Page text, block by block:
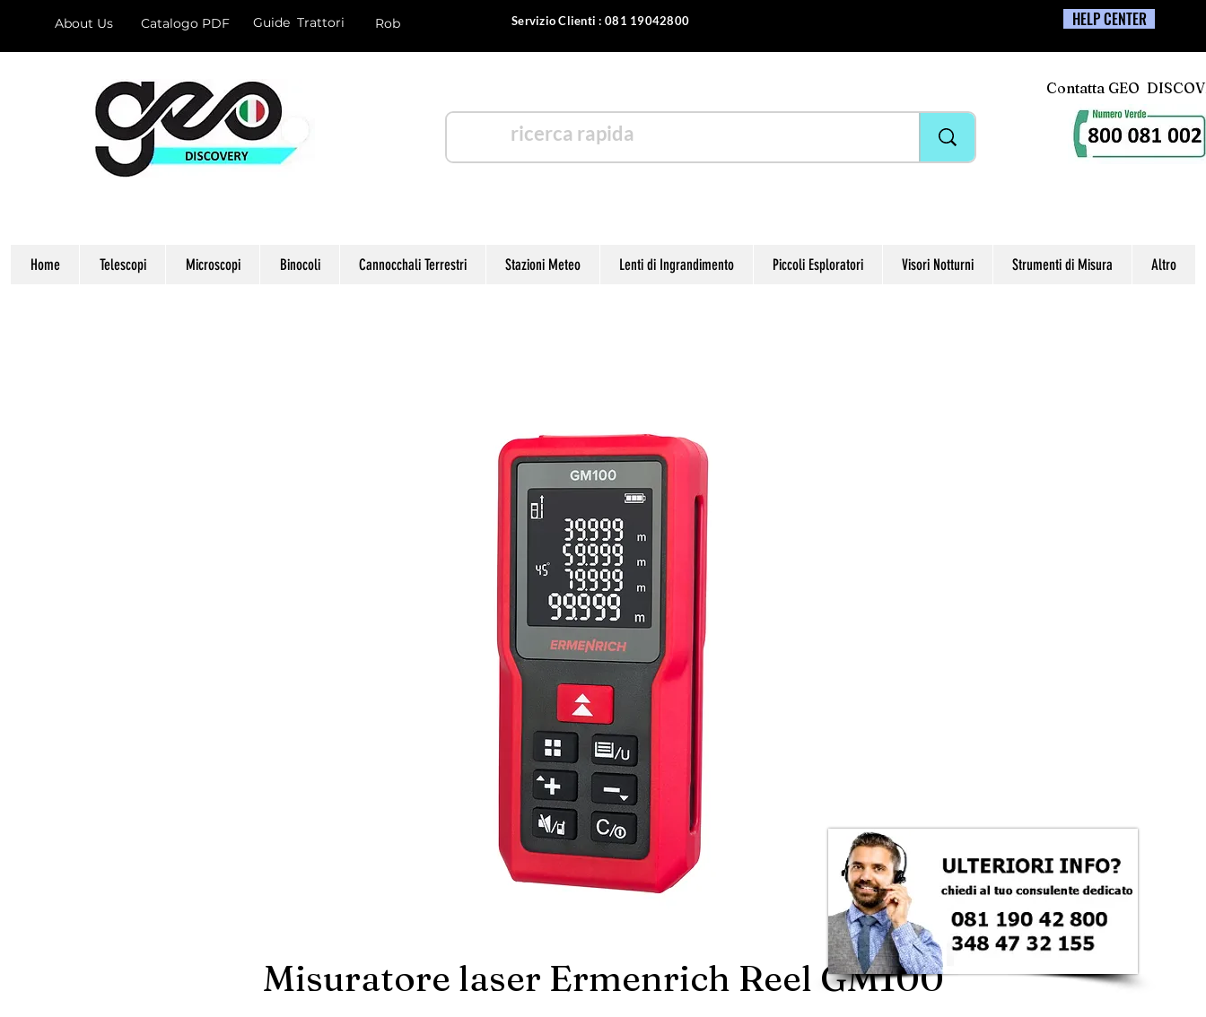
About Us Catalogo PDF Robotica
Guide Trattori Servizio Clienti : 081 19042800 HELP CENTER
Contatta GEO
Home Telescopi Microscopi Binocoli Cannocchali Terrestri Stazioni Meteo Lenti di Ingrandimento Piccoli Esploratori Visori Notturni Strumenti di Misura Altro
Misuratore laser Ermenrich Reel GM100